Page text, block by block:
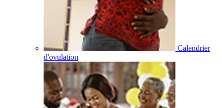
Calendrier
d'ovulation